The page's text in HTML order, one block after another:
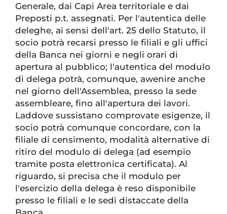
Generale, dai Capi Area territoriale e dai
Preposti p.t. assegnati. Per l'autentica delle
deleghe, ai sensi dell'art. 25 dello Statuto, il
socio potrà recarsi presso le filiali e gli uffici
della Banca nei giorni e negli orari di
apertura al pubblico; l'autentica del modulo
di delega potrà, comunque, awenire anche
nel giorno dell'Assemblea, presso la sede
assembleare, fino all'apertura dei lavori.
Laddove sussistano comprovate esigenze, il
socio potrà comunque concordare, con la
filiale di censimento, modalità alternative di
ritiro del modulo di delega (ad esempio
tramite posta elettronica certificata). Al
riguardo, si precisa che il modulo per
l'esercizio della delega è reso disponibile
presso le filiali e le sedi distaccate della